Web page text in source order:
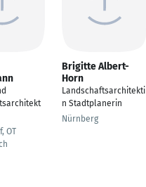
OT
Brigitte Albert-
Horn
Landschaftsarchitekti
n Stadtplanerin
Nürnberg